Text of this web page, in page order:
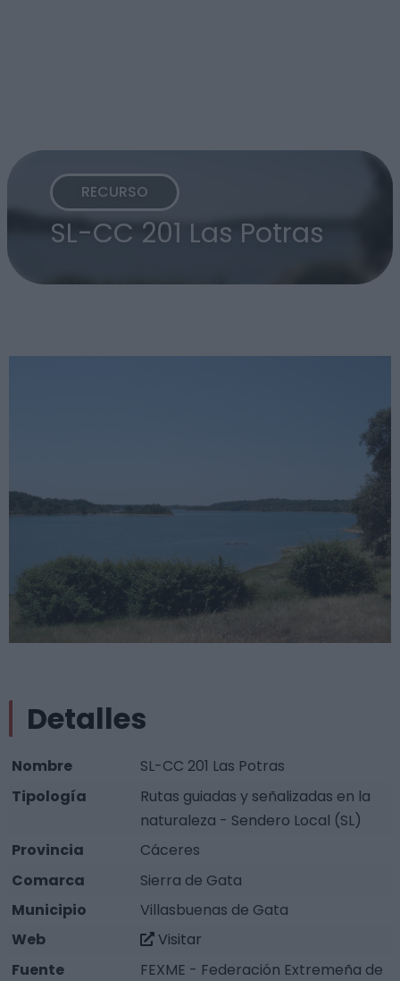
RECURSO
SL-CC 201 Las Potras
Detalles
Nombre
SL-CC 201 Las Potras
Tipología
Rutas guiadas y señalizadas en la
naturaleza - Sendero Local (SL)
Provincia
Cáceres
Comarca
Sierra de Gata
Municipio
Villasbuenas de Gata
Web
Visitar
Fuente
FEXME - Federación Extremeña de